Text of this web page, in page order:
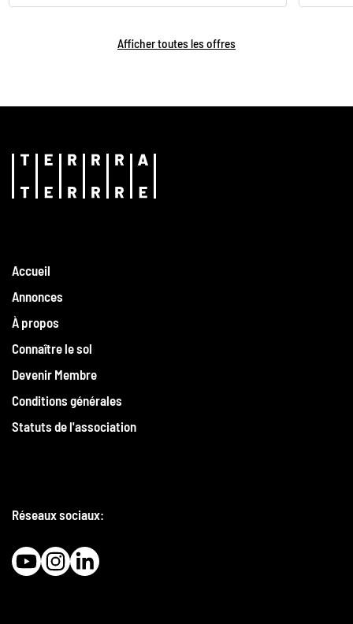
Afficher toutes les offres
Accueil
Annonces
À propos
Connaître le sol
Devenir Membre
Conditions générales
Statuts de l'association
Réseaux sociaux: